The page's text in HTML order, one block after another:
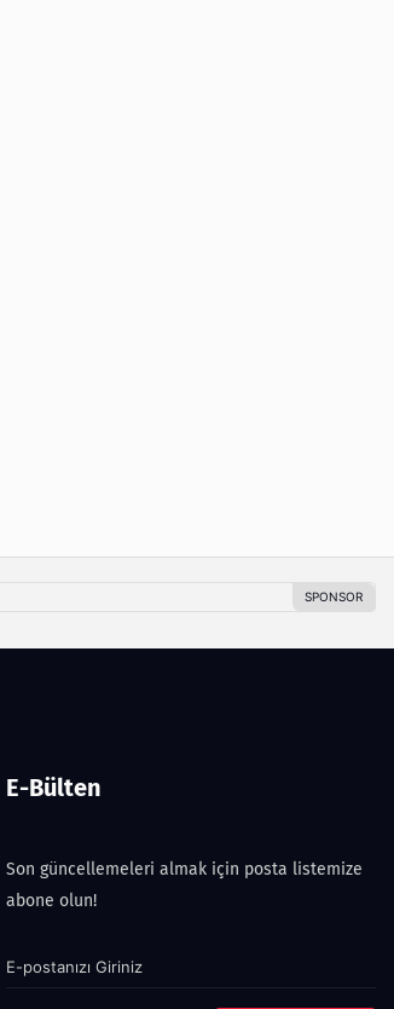
E-Bülten
Son güncellemeleri almak için posta listemize
abone olun!